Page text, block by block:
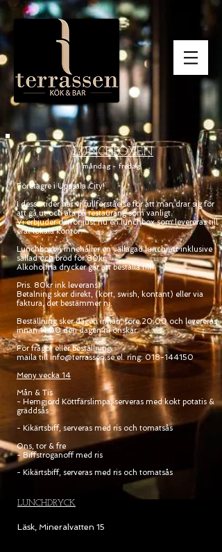
LUNCHBOXEN
måndag - fredag
Företagre i Uppsala City!
I dessa tider har vi fullförståelse för att man drar sig för
att gå ut och äta på restaurang som vanligt.
Vi erbjuder därför just nu en lunchbox som levereras till
erat lokala kontor.
Lunchboxen innehåller en vällagad lunchrätt inklusive
sallad och bröd för 80kr.
Alkoholfria drycker går att beställa till.
Pris. 80kr ink leverans.
Betalning sker direkt, (kort, swish, kontant) eller via
faktura, det bestämmer ni.
Beställning sker dagen innan, före 20.00 och levereras
innan 11.00 den dagen niönskar.
För frågor eller beställning
maila tillinfo@terrassen.seel. ring: 018-144150
Meny vecka 14
Mån & Tis
- Hemgjord Köttfärslimpa, serveras med kokt potatis &
gräddsås
- Kikärtsbiff, serveras med ris och tomatsås
Ons, tor & fre
- Biffstroganoff med ris
- Kikärtsbiff, serveras med ris och tomatsås
LUNCHDRYCK
Läsk, Mineralvatten 15